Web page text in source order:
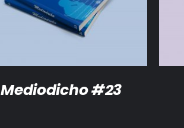
DETALLES
Mediodicho #23